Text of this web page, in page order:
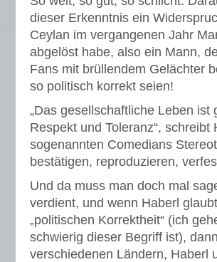
dieser Erkenntnis ein
Ceylan im vergangenen Jahr
abgelöst habe, also ein Mann,
Fans mit brüllendem Gelächter
so politisch korrekt seien!
„Das gesellschaftliche Leben
Respekt und Toleranz“,
sogenannten Comedians
bestätigen, reproduzieren,
Und da muss man doch mal
verdient, und wenn Haberl
„politischen Korrektheit“ (ich
schwierig dieser Begriff ist),
verschiedenen Ländern, Haberl